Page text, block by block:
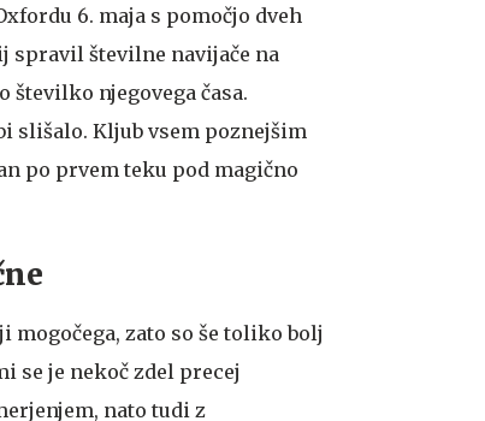
6. maja s pomočjo dveh
spravil številne navijače na
njegovega časa.
slišalo. Kljub vsem poznejšim
po prvem teku pod magično
zato so še toliko bolj
se je nekoč zdel precej
nato tudi z